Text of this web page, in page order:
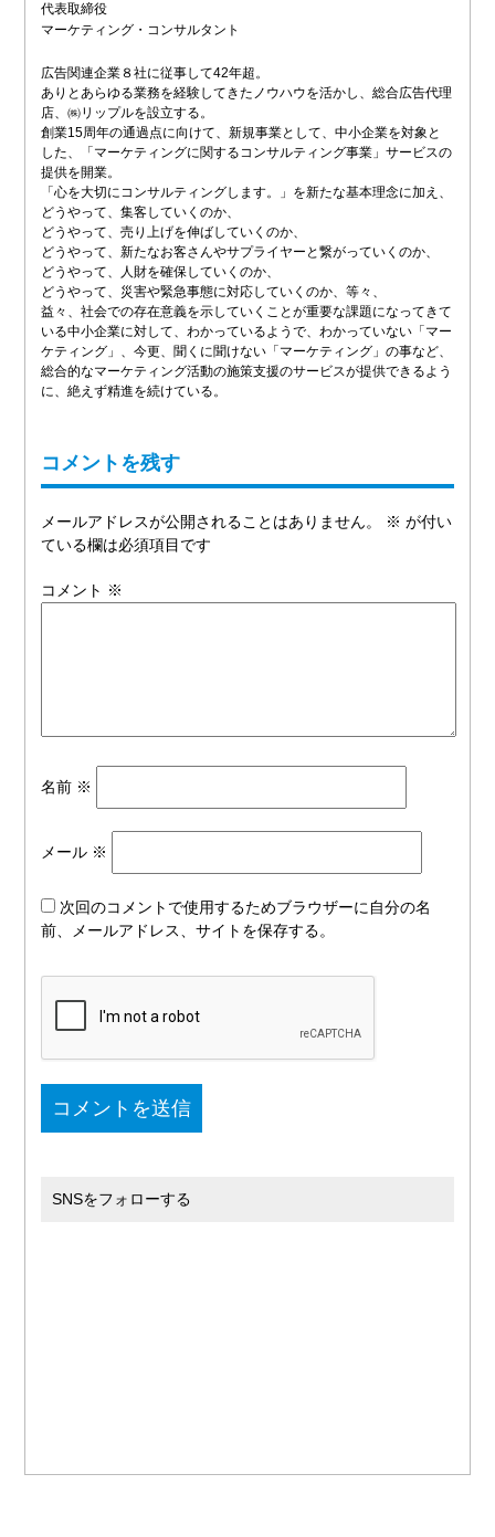
代表取締役
マーケティング・コンサルタント
広告関連企業８社に従事して42年超。
ありとあらゆる業務を経験してきたノウハウを活かし、総合広告代理
店、㈱リップルを設立する。
創業15周年の通過点に向けて、新規事業として、中小企業を対象と
した、「マーケティングに関するコンサルティング事業」サービスの
提供を開業。
「心を大切にコンサルティングします。」を新たな基本理念に加え、
どうやって、集客していくのか、
どうやって、売り上げを伸ばしていくのか、
どうやって、新たなお客さんやサプライヤーと繋がっていくのか、
どうやって、人財を確保していくのか、
どうやって、災害や緊急事態に対応していくのか、等々、
益々、社会での存在意義を示していくことが重要な課題になってきて
いる中小企業に対して、わかっているようで、わかっていない「マー
ケティング」、今更、聞くに聞けない「マーケティング」の事など、
総合的なマーケティング活動の施策支援のサービスが提供できるよう
に、絶えず精進を続けている。
コメントを残す
メールアドレスが公開されることはありません。 ※ が付い
ている欄は必須項目です
コメント ※
名前 ※
メール ※
次回のコメントで使用するためブラウザーに自分の名
前、メールアドレス、サイトを保存する。
SNSをフォローする